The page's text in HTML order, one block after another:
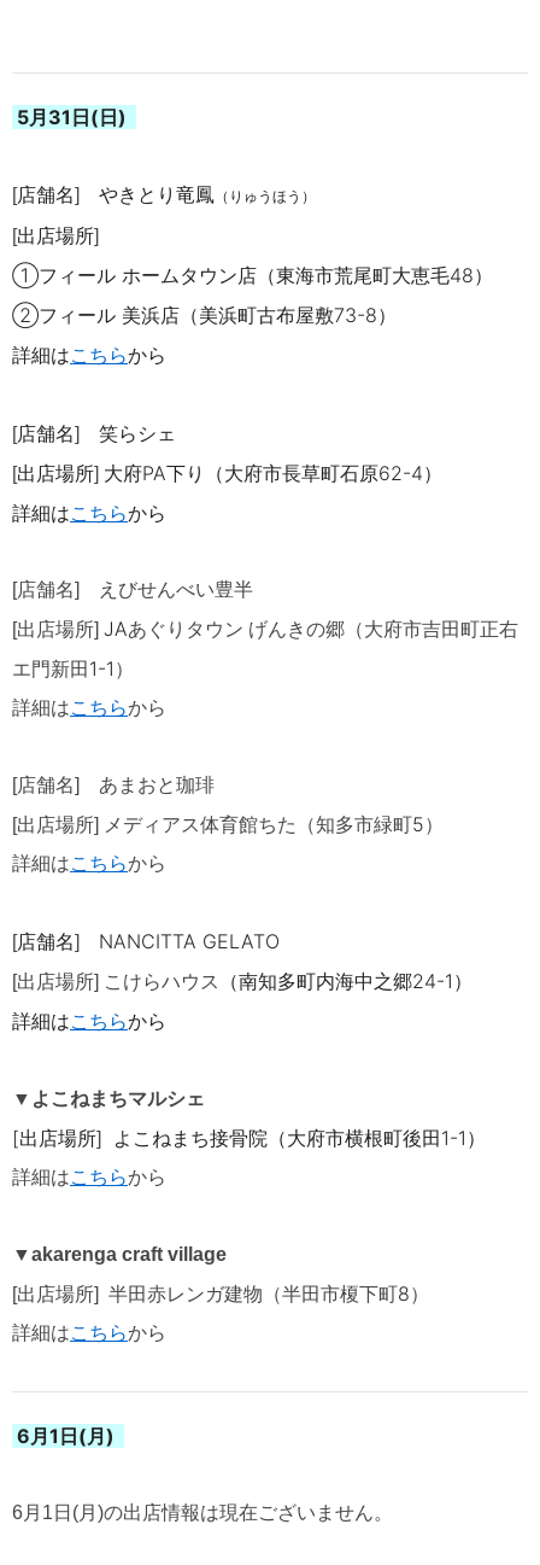
5月31 日(日)
[店舗名] やきとり竜鳳 （りゅうほう）
[出店場所]
①フィール ホームタウン店（東海市荒尾町大恵毛48）
②フィール 美浜店（美浜町古布屋敷73-8）
詳細はこちらから
[店舗名] 笑らシェ
[出店場所] 大府PA下り（大府市長草町石原62-4）
詳細はこち らから
[店舗名] えびせんべい豊半
[出店場所] JAあぐりタウン げんきの郷（大府市吉田町正右
エ門新田 1-1 ）
詳細はこち らから
[店舗名] あまおと珈琲
[出店場所] メディアス体育館ちた（知多市緑町5）
詳細はこちらから
[店舗名] NANCITTA GELATO
[出店場所] こけらハウス
（南知多町内海中之郷24-1）
詳細はこちらから
▼よこねまちマルシェ
[出店場所] よこねまち接骨院 （大府市横根町後田1-1 ）
詳細はこちらから
▼akarenga craft village
[出店場所] 半田赤レンガ建物（半田市榎下町8）
詳細はこちらから
6月1日(月)
6月1日(月)の出店情報は現在ございません。